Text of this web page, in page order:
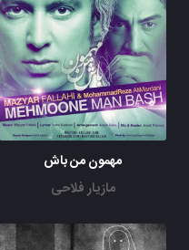
مهمون من باش
مازیار فلاحی